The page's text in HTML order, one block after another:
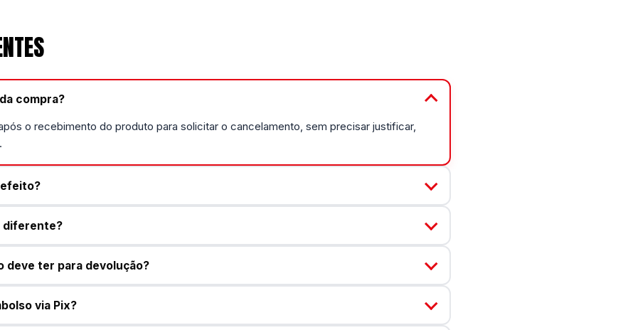
compra?
o recebimento do produto para solicitar o cancelamento, sem precisar justificar,
diferente?
deve ter para devolução?
via Pix?